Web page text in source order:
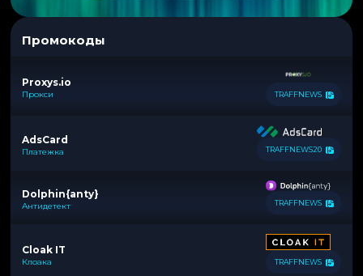
Промокоды
Proxys.io
Прокси TRAFFNEWS
AdsCard
Платежка TRAFFNEWS20
Dolphin{anty}
Антидетект TRAFFNEWS
Cloak IT
Клоака TRAFFNEWS